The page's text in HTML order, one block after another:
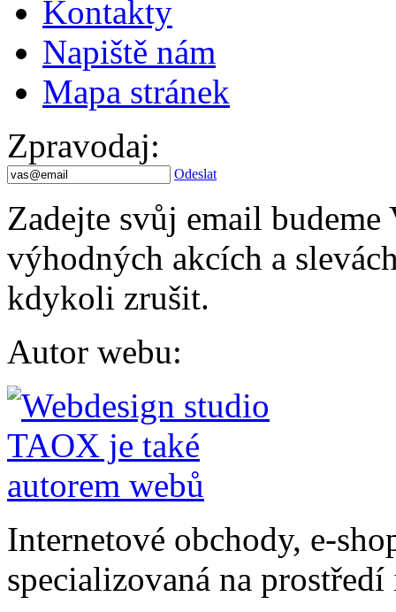
Kontakty
Napiště nám
Mapa stránek
Zpravodaj:
Odeslat
Zadejte svůj email
výhodných akcích a
kdykoli zrušit.
Autor webu:
Internetové obchody, e-
specializovaná na